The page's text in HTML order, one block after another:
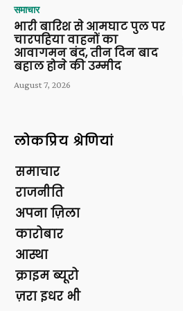
समाचार
भारी बारिश से आमघाट पुल पर
चारपहिया वाहनों का
आवागमन बंद, तीन दिन बाद
बहाल होने की उम्मीद
August 7, 2026
लोकप्रिय श्रेणियां
समाचार
राजनीति
अपना ज़िला
कारोबार
आस्था
क्राइम ब्यूरो
ज़रा इधर भी